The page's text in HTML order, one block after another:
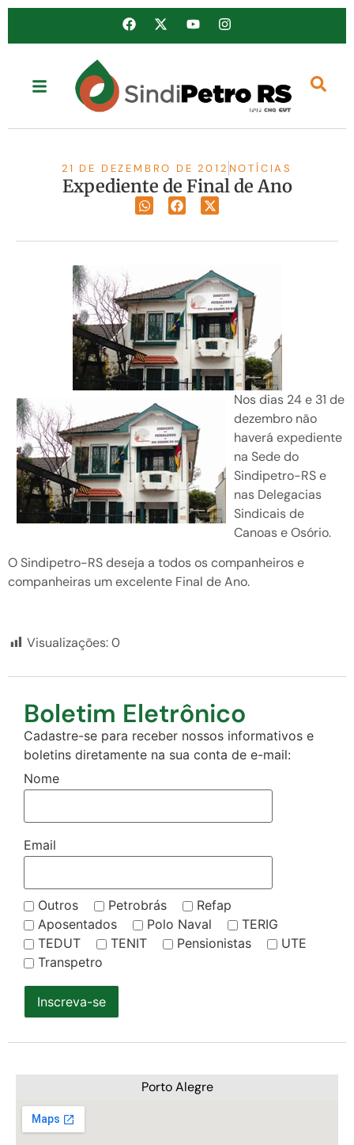
21 DE DEZEMBRO DE 2012 NOTÍCIAS
Expediente de Final de Ano
Nos dias 24 e 31 de
dezembro não
haverá expediente
na Sede do
Sindipetro-RS e
nas Delegacias
Sindicais de
Canoas e Osório.
O Sindipetro-RS deseja a todos os companheiros e
companheiras um excelente Final de Ano.
Visualizações:0
Boletim Eletrônico
Cadastre-se para receber nossos informativos e
boletins diretamente na sua conta de e-mail:
Nome
Email
Outros Petrobrás
Refap
Aposentados
Polo Naval
TERIG
TEDUT
TENIT Pensionistas
UTE
Transpetro
Inscreva-se
Porto Alegre